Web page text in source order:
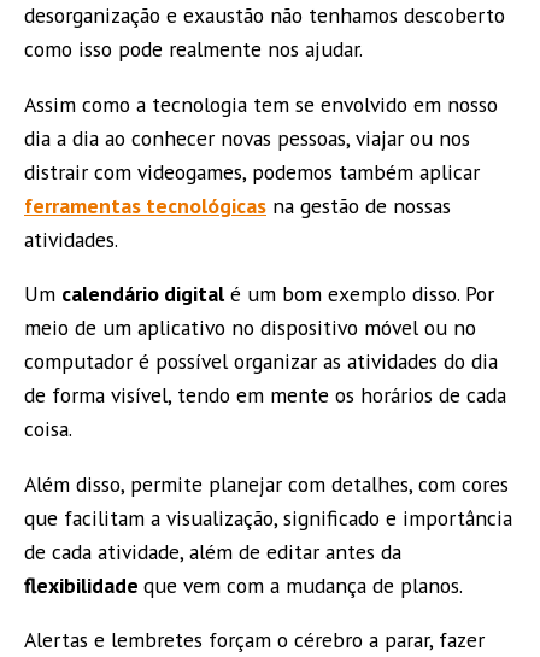
desorganização e exaustão não tenhamos descoberto
como isso pode realmente nos ajudar.
Assim como a tecnologia tem se envolvido em nosso
dia a dia ao conhecer novas pessoas, viajar ou nos
distrair com videogames, podemos também aplicar
ferramentas tecnológicas na gestão de nossas
atividades.
Um calendário digital é um bom exemplo disso. Por
meio de um aplicativo no dispositivo móvel ou no
computador é possível organizar as atividades do dia
de forma visível, tendo em mente os horários de cada
coisa.
Além disso, permite planejar com detalhes, com cores
que facilitam a visualização, significado e importância
de cada atividade, além de editar antes da
flexibilidade que vem com a mudança de planos.
Alertas e lembretes forçam o cérebro a parar, fazer